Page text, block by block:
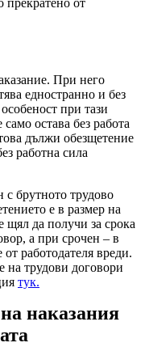
прекратено от
При него
едностранно и без
при тази
остава без работа
дължи обезщетение
работна сила
с брутното трудово
е в размер на
щял да получи за срока
а при срочен – в
работодателя вреди.
на трудови договори
тук.
наказания